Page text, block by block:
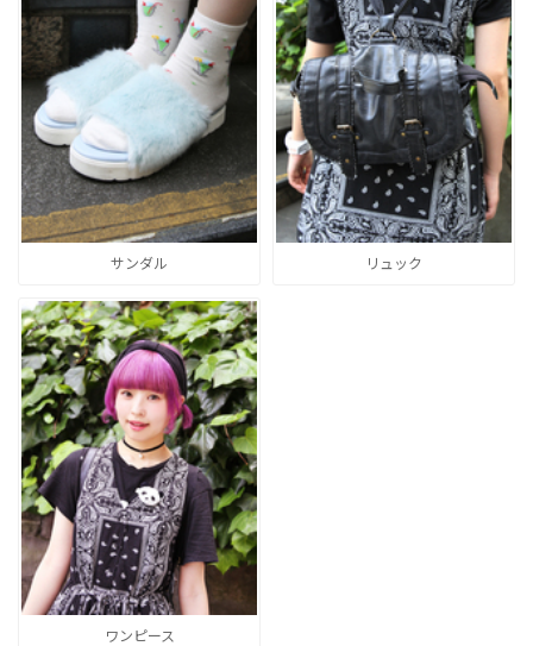
サンダル リュック
ワンピース